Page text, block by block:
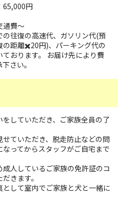
65,000円
通費〜
往復の高速代、ガソリン代(預
の距離✖️20円)、パーキング代の
おります。 お届け先により費
さい。
していただき、ご家族全員の了
ていただき、脱走防止などの問
ってからスタッフがご自宅まで
人しているご家族の免許証のコ
きます。
して室内でご家族と犬と一緒に